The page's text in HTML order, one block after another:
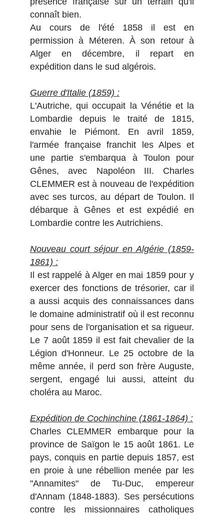
connaît bien.
Au cours de l'été 1858 il est en
permission à Méteren. À son retour à
Alger en décembre, il repart en
expédition dans le sud algérois.
Guerre d'Italie (1859) :
L'Autriche, qui occupait la Vénétie et la
Lombardie depuis le traité de 1815,
envahie le Piémont. En avril 1859,
l'armée française franchit les Alpes et
une partie s'embarqua à Toulon pour
Gênes, avec Napoléon III. Charles
CLEMMER est à nouveau de l'expédition
avec ses turcos, au départ de Toulon. Il
débarque à Gênes et est expédié en
Lombardie contre les Autrichiens.
Nouveau court séjour en Algérie (1859-
1861) :
Il est rappelé à Alger en mai 1859 pour y
exercer des fonctions de trésorier, car il
a aussi acquis des connaissances dans
le domaine administratif où il est reconnu
pour sens de l'organisation et sa rigueur.
Le 7 août 1859 il est fait chevalier de la
Légion d'Honneur. Le 25 octobre de la
même année, il perd son frère Auguste,
sergent, engagé lui aussi, atteint du
choléra au Maroc.
Expédition de Cochinchine (1861-1864) :
Charles CLEMMER embarque pour la
province de Saïgon le 15 août 1861. Le
pays, conquis en partie depuis 1857, est
en proie à une rébellion menée par les
"Annamites" de Tu-Duc, empereur
d'Annam (1848-1883). Ses persécutions
contre les missionnaires catholiques